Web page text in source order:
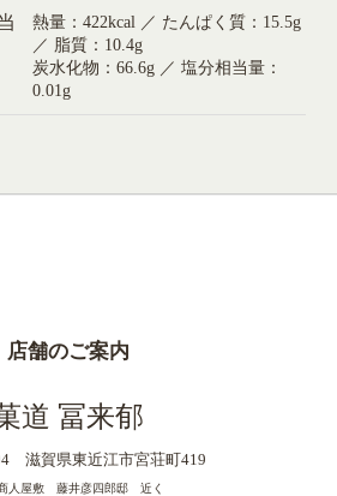
熱量：422kcal ／ たんぱく質：15.5g
／ 脂質：10.4g
炭水化物：66.6g ／ 塩分相当量：
0.01g
店舗のご案内
道 冨来郁
滋賀県東近江市宮荘町419
人屋敷 藤井彦四郎邸 近く